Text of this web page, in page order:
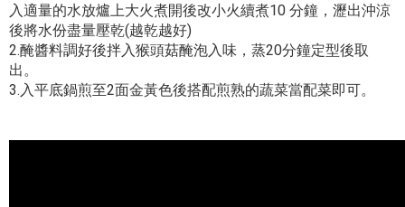
入適量的水放爐上大火煮開後改小火續煮10 分鐘，瀝出沖涼
後將水份盡量壓乾(越乾越好)
2.醃醬料調好後拌入猴頭菇醃泡入味，蒸20分鐘定型後取
出。
3.入平底鍋煎至2面金黃色後搭配煎熟的蔬菜當配菜即可。